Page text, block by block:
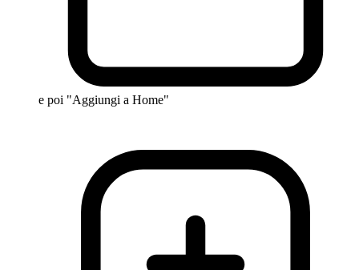
e poi "Aggiungi a Home"